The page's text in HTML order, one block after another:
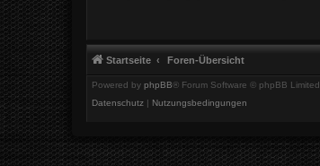
Startseite Foren-Übersicht
Powered by phpBB® Forum Software © phpBB Limited
Datenschutz | Nutzungsbedingungen